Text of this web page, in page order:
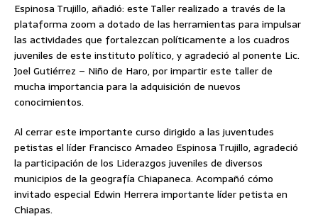
Espinosa Trujillo, añadió: este Taller realizado a través de la
plataforma zoom a dotado de las herramientas para impulsar
las actividades que fortalezcan políticamente a los cuadros
juveniles de este instituto político, y agradeció al ponente Lic.
Joel Gutiérrez – Niño de Haro, por impartir este taller de
mucha importancia para la adquisición de nuevos
conocimientos.
Al cerrar este importante curso dirigido a las juventudes
petistas el líder Francisco Amadeo Espinosa Trujillo, agradeció
la participación de los Liderazgos juveniles de diversos
municipios de la geografía Chiapaneca. Acompañó cómo
invitado especial Edwin Herrera importante líder petista en
Chiapas.